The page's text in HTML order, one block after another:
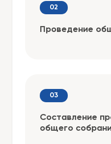
Проведение
Составление
общего